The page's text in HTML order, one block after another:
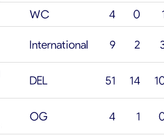
WC 4 0
International 9 2
DEL 51 14
OG 4 1